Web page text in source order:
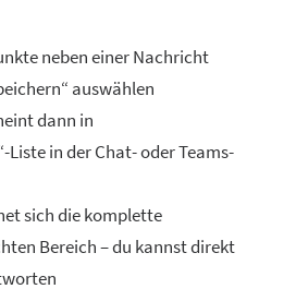
neben einer Nachricht
auswählen
dann in
Liste in der Chat- oder Teams-
sich die komplette
Bereich – du kannst direkt